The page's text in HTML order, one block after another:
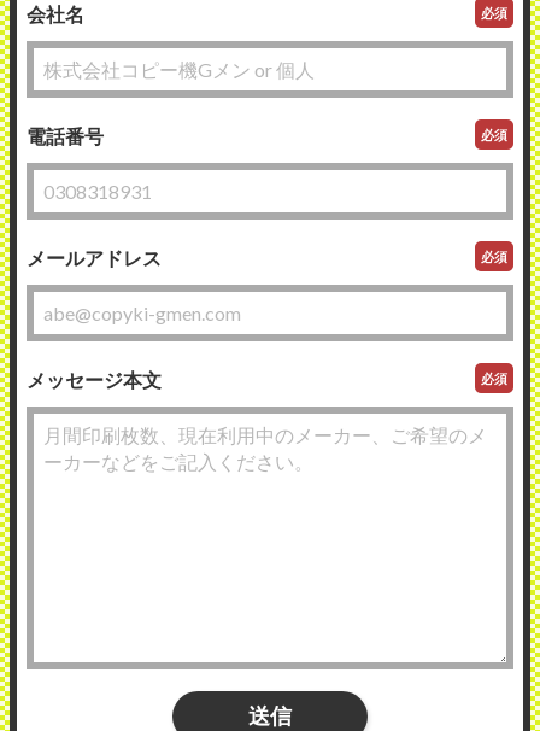
会社名 必須
電話番号 必須
メールアドレス 必須
メッセージ本文 必須